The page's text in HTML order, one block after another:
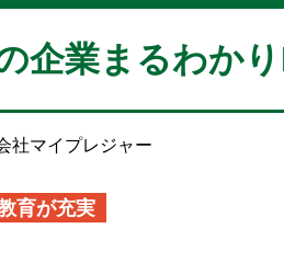
企業まるわか
社マイプレジャー
育が充実